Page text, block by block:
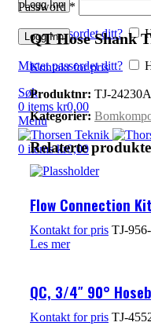
Logg Inn
Mistet passordet ditt?
Password *
Logg Inn
Mistet passordet ditt?
Søk
0 items kr0,00
Menu
0 items kr0,00
QT Hose Shank
Kontakt for pris
Produktnr: TJ-
Kategorier:
Relaterte
Flow Connection
Kontakt for pris TJ-
Les mer
QC, 3/4″ 90°
Kontakt for pris TJ-